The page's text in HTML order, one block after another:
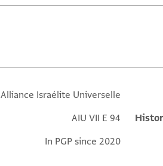
Alliance Israélite Universelle
AIU VII E 94
In PGP since 2020